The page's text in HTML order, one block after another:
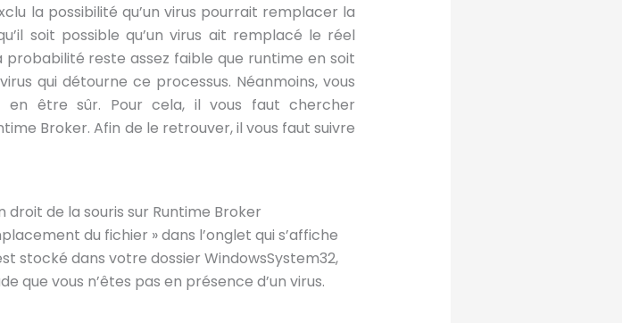
la possibilité qu’un virus pourrait remplacer la
soit possible qu’un virus ait remplacé le réel
reste assez faible que runtime en soit
qui détourne ce processus. Néanmoins, vous
en être sûr. Pour cela, il vous faut chercher
Broker. Afin de le retrouver, il vous faut suivre
droit de la souris sur Runtime Broker
du fichier » dans l’onglet qui s’affiche
stocké dans votre dossier WindowsSystem32,
que vous n’êtes pas en présence d’un virus.